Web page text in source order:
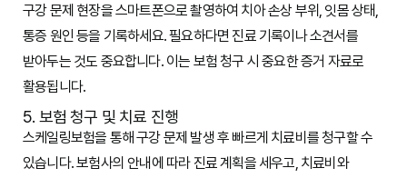
구강 문제 현장을 스마트폰으로 촬영하여 치아 손상 부위, 잇몸 상태,
통증 원인 등을 기록하세요. 필요하다면 진료 기록이나 소견서를
받아두는 것도 중요합니다. 이는 보험 청구 시 중요한 증거 자료로
활용됩니다.
5. 보험 청구 및 치료 진행
스케일링보험을 통해 구강 문제 발생 후 빠르게 치료비를 청구할 수
있습니다. 보험사의 안내에 따라 진료 계획을 세우고, 치료비와